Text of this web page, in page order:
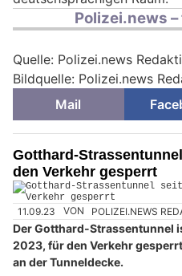
Polizei.news
Quelle: Polizei.news
Bildquelle: Polizei.news
Mail
Gotthard-
den Verkehr gesperrt
11.09.23 VON POLIZEI.NEWS
Der Gotthard-Strassentunnel
2023, für den Verkehr
an der Tunneldecke.